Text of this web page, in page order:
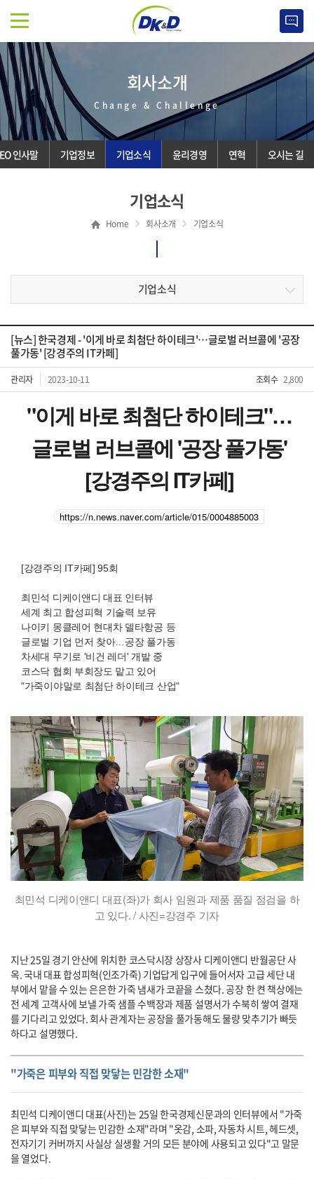
회사소개
Change & Challenge
인사말 기업정보 기업소식 윤리경영 연혁 오시는 길
기업소식
Home 회사소개 기업소식
기업소식
[뉴스] 한국경제 - '이게 바로 최첨단 하이테크'…글로벌 러브콜에 '공장
풀가동' [강경주의 IT카페]
관리자 2023-10-11 조회수 2,800
"이게 바로 최첨단 하이테크"…
글로벌 러브콜에 '공장 풀가동'
[강경주의 IT카페]
https://n.news.naver.com/article/015/0004885003
[강경주의 IT카페] 95회
최민석 디케이앤디 대표 인터뷰
세계 최고 합성피혁 기술력 보유
나이키 몽클레어 현대차 델타항공 등
글로벌 기업 먼저 찾아…공장 풀가동
차세대 무기로 '비건 레더' 개발 중
코스닥 협회 부회장도 맡고 있어
"가죽이야말로 최첨단 하이테크 산업"
최민석 디케이앤디 대표(좌)가 회사 임원과 제품 품질 점검을 하
고 있다. / 사진=강경주 기자
지난 25일 경기 안산에 위치한 코스닥시장 상장사 디케이앤디 반월공단 사
옥. 국내 대표 합성피혁(인조가죽) 기업답게 입구에 들어서자 고급 세단 내
부에서 맡을 수 있는 은은한 가죽 냄새가 코끝을 스쳤다. 공장 한 켠 책상에는
전 세계 고객사에 보낼 가죽 샘플 수백장과 제품 설명서가 수북히 쌓여 결재
를 기다리고 있었다. 회사 관계자는 공장을 풀가동해도 물량 맞추기가 빠듯
하다고 설명했다.
"가죽은 피부와 직접 맞닿는 민감한 소재"
최민석 디케이앤디 대표(사진)는 25일 한국경제신문과의 인터뷰에서 "가죽
은 피부와 직접 맞닿는 민감한 소재"라며 "옷감, 소파, 자동차 시트, 헤드셋,
전자기기 커버까지 사실상 실생활 거의 모든 분야에 사용되고 있다"고 말문
을 열었다.